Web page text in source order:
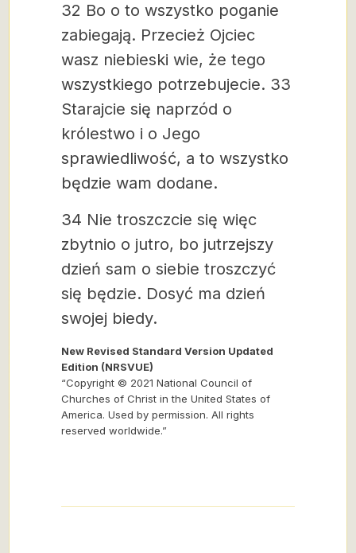
32 Bo o to wszystko poganie
zabiegają. Przecież Ojciec
wasz niebieski wie, że tego
wszystkiego potrzebujecie. 33
Starajcie się naprzód o
królestwo i o Jego
sprawiedliwość, a to wszystko
będzie wam dodane.
34 Nie troszczcie się więc
zbytnio o jutro, bo jutrzejszy
dzień sam o siebie troszczyć
się będzie. Dosyć ma dzień
swojej biedy.
New Revised Standard Version Updated
Edition (NRSVUE)
“Copyright © 2021 National Council of
Churches of Christ in the United States of
America. Used by permission. All rights
reserved worldwide.”